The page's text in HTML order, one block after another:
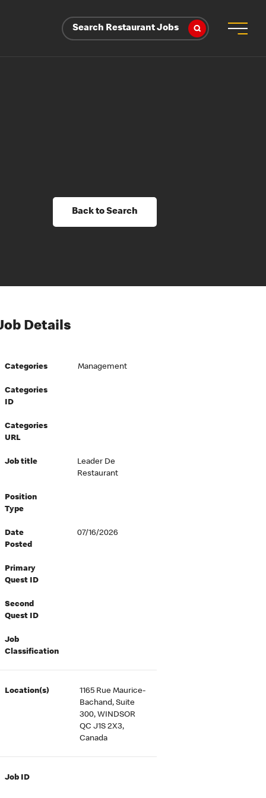
Search Restaurant Jobs
Back to Search
Details
Categories Management
Categories
ID
Categories
URL
Job title
Leader De
Restaurant
Position
Type
Date
Posted
07/16/2026
Primary
Quest ID
Second
Quest ID
Job
Classification
Location(s)
1165 Rue Maurice-
Bachand, Suite
300, WINDSOR
QC J1S 2X3,
Canada
Job ID